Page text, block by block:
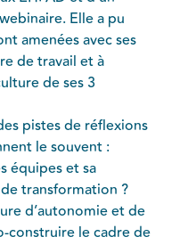
Elle a pu
amenées avec ses
de travail et à
de ses 3
pistes de réflexions
le souvent :
équipes et sa
transformation ?
d’autonomie et de
construire le cadre de